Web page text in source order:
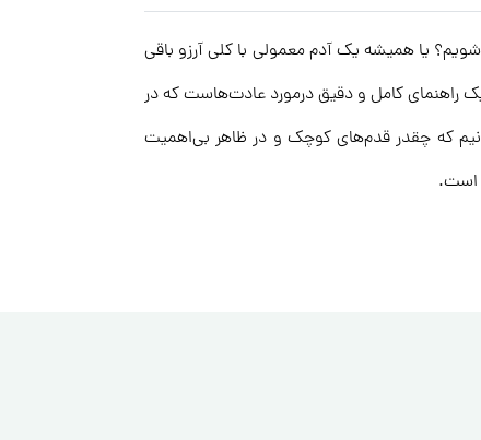
یا همیشه یک آدم معمولی با کلی آرزو باقی
راهنمای کامل و دقیق درمورد عادت‌هاست که در
که چقدر قدم‌های کوچک و در ظاهر بی‌اهمیت
است.